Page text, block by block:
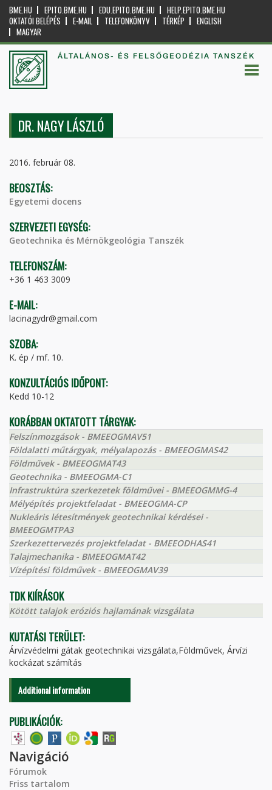
BME.HU EPITO.BME.HU EDU.EPITO.BME.HU
HELP.EPITO.BME.HU
OKTATÓI BELÉPÉS
E-MAIL TELEFONKÖNYV TÉRKÉP
ENGLISH
MAGYAR
ÁLTALÁNOS- ÉS FELSŐGEODÉZIA TANSZÉK
DR. NAGY LÁSZLÓ
2016. február 08.
BEOSZTÁS:
Egyetemi docens
SZERVEZETI EGYSÉG:
Geotechnika és Mérnökgeológia Tanszék
TELEFONSZÁM:
+36 1 463 3009
E-MAIL:
lacinagydr@gmail.com
SZOBA:
K. ép / mf. 10.
KONZULTÁCIÓS IDŐPONT:
Kedd 10-12
KORÁBBAN OKTATOTT TÁRGYAK:
Felszínmozgások - BMEEOGMAV51
Földalatti műtárgyak, mélyalapozás - BMEEOGMAS42
Földművek - BMEEOGMAT43
Geotechnika - BMEEOGMA-C1
Infrastruktúra szerkezetek földművei - BMEEOGMMG-4
Mélyépítés projektfeladat - BMEEOGMA-CP
Nukleáris létesítmények geotechnikai kérdései -
BMEEOGMTPA3
Szerkezettervezés projektfeladat - BMEEODHAS41
Talajmechanika - BMEEOGMAT42
Vízépítési földművek - BMEEOGMAV39
TDK KIÍRÁSOK
Kötött talajok eróziós hajlamának vizsgálata
KUTATÁSI TERÜLET:
Árvízvédelmi gátak geotechnikai vizsgálata,Földművek, Árvízi
kockázat számítás
Additional information
PUBLIKÁCIÓK:
Navigáció
Fórumok
Friss tartalom